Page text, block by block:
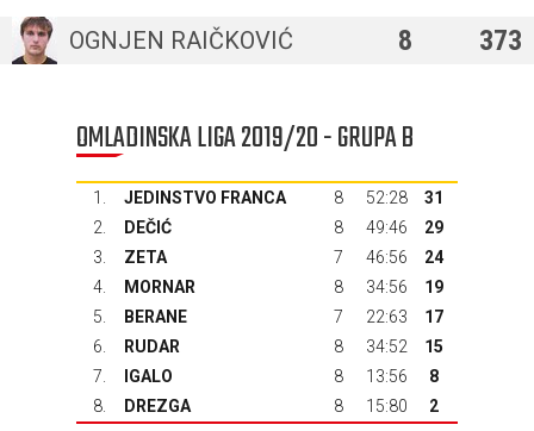
OGNJEN RAIČKOVIĆ 8 373
OMLADINSKA LIGA 2019/20 - GRUPA B
1. JEDINSTVO FRANCA 8 52:28
31
2.
DEČIĆ 8 49:46
29
3.
ZETA 7 46:56
24
4.
MORNAR 8 34:56
19
5.
BERANE 7 22:63
17
6.
RUDAR 8 34:52
15
7.
IGALO 8 13:56
8
8.
DREZGA 8 15:80 2